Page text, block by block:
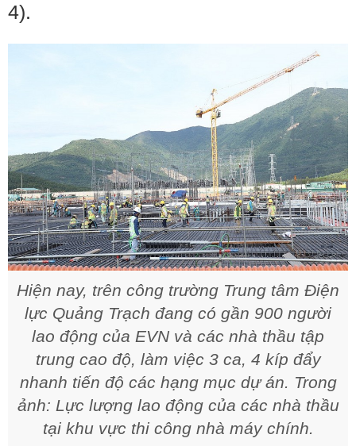
4).
Hiện nay, trên công trường Trung tâm Điện
lực Quảng Trạch đang có gần 900 người
lao động của EVN và các nhà thầu tập
trung cao độ, làm việc 3 ca, 4 kíp đẩy
nhanh tiến độ các hạng mục dự án. Trong
ảnh: Lực lượng lao động của các nhà thầu
tại khu vực thi công nhà máy chính.